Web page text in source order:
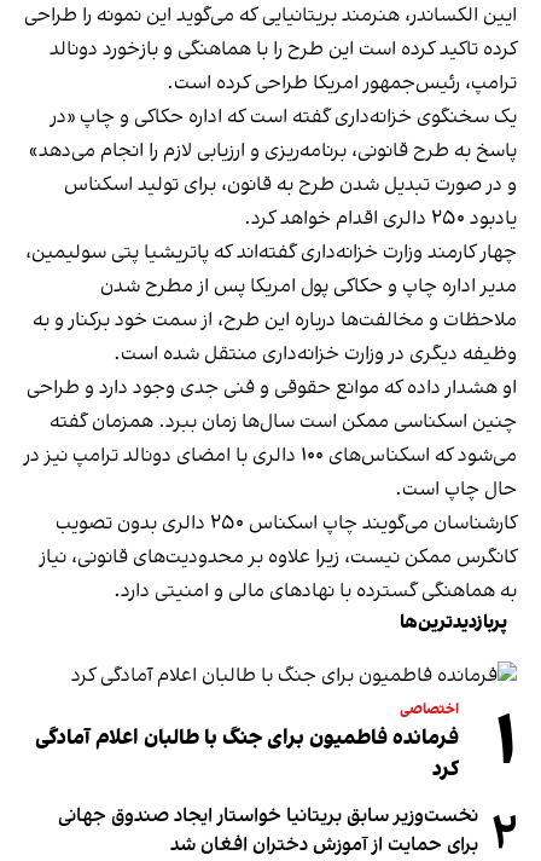
ایین الکساندر، هنرمند بریتانیایی که می‌گوید این نمونه را طراحی
کرده تاکید کرده است این طرح را با هماهنگی و بازخورد دونالد
ترامپ، رئیس‌جمهور امریکا طراحی کرده است.
یک سخنگوی خزانه‌داری گفته است که اداره حکاکی و چاپ «در
پاسخ به طرح قانونی، برنامه‌ریزی و ارزیابی لازم را انجام می‌دهد»
و در صورت تبدیل‌ شدن طرح به قانون، برای تولید اسکناس
یادبود ۲۵۰ دالری اقدام خواهد کرد.
چهار کارمند وزارت خزانه‌داری گفته‌اند که پاتریشیا پتی سولیمین،
مدیر اداره چاپ و حکاکی پول امریکا پس از مطرح شدن
ملاحظات و مخالفت‌ها درباره این طرح، از سمت خود برکنار و به
وظیفه دیگری در وزارت خزانه‌داری منتقل شده است.
او هشدار داده‌ که موانع حقوقی و فنی جدی وجود دارد و طراحی
چنین اسکناسی ممکن است سال‌ها زمان ببرد. همزمان گفته
می‌شود که اسکناس‌های ۱۰۰ دالری با امضای دونالد ترامپ نیز در
حال چاپ است.
کارشناسان می‌گویند چاپ اسکناس ۲۵۰ دالری بدون تصویب
کانگرس ممکن نیست، زیرا علاوه بر محدودیت‌های قانونی، نیاز
به هماهنگی گسترده با نهادهای مالی و امنیتی دارد.
پربازدیدترین‌ها
۱ اختصاصی
فرمانده فاطمیون برای جنگ با طالبان اعلام آمادگی
کرد
۲ نخست‌وزیر سابق بریتانیا خواستار ایجاد صندوق جهانی
برای حمایت از آموزش دختران افغان شد